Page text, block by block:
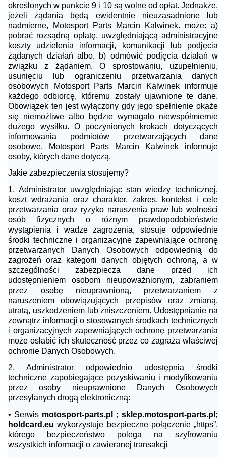
określonych w punkcie 9 i 10 są wolne od opłat. Jednakże,
jeżeli żądania będą ewidentnie nieuzasadnione lub
nadmierne, Motosport Parts Marcin Kalwinek. może: a)
pobrać rozsądną opłatę, uwzględniającą administracyjne
koszty udzielenia informacji, komunikacji lub podjęcia
żądanych działań albo, b) odmówić podjęcia działań w
związku z żądaniem. O sprostowaniu, uzupełnieniu,
usunięciu lub ograniczeniu przetwarzania danych
osobowych Motosport Parts Marcin Kalwinek informuje
każdego odbiorcę, któremu zostały ujawnione te dane.
Obowiązek ten jest wyłączony gdy jego spełnienie okaże
się niemożliwe albo będzie wymagało niewspółmiernie
dużego wysiłku. O poczynionych krokach dotyczących
informowania podmiotów przetwarzających dane
osobowe, Motosport Parts Marcin Kalwinek
informuje
osoby, których dane dotyczą.
Jakie zabezpieczenia stosujemy?
1. Administrator uwzględniając stan wiedzy technicznej,
koszt wdrażania oraz charakter, zakres, kontekst i cele
przetwarzania oraz ryzyko naruszenia praw lub wolności
osób fizycznych o różnym prawdopodobieństwie
wystąpienia i wadze zagrożenia, stosuje odpowiednie
środki techniczne i organizacyjne zapewniające ochronę
przetwarzanych Danych Osobowych odpowiednią do
zagrożeń oraz kategorii danych objętych ochroną, a w
szczególności zabezpiecza dane przed ich
udostępnieniem osobom nieupoważnionym, zabraniem
przez osobę nieuprawnioną, przetwarzaniem z
naruszeniem obowiązujących przepisów oraz zmianą,
utratą, uszkodzeniem lub zniszczeniem. Udostępnianie na
zewnątrz informacji o stosowanych środkach technicznych
i organizacyjnych zapewniających ochronę przetwarzania
może osłabić ich skuteczność przez co zagraża właściwej
ochronie Danych Osobowych.
2.
Administrator odpowiednio udostępnia środki
techniczne zapobiegające pozyskiwaniu i modyfikowaniu
przez osoby nieuprawnione Danych Osobowych
przesyłanych drogą elektroniczną:
• Serwis motosport-parts.pl ; sklep.motosport-parts.pl;
holdcard.eu wykorzystuje bezpieczne połączenie „https”,
którego bezpieczeństwo polega na szyfrowaniu
wszystkich informacji o zawieranej transakcji